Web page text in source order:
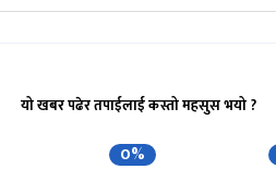
यो खबर पढेर तपाईलाई कस्तो महसुस भयो ?
0%